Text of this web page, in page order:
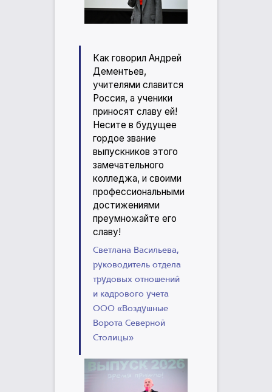
Как говорил Андрей
Дементьев,
учителями славится
Россия, а ученики
приносят славу ей!
Несите в будущее
гордое звание
выпускников этого
замечательного
колледжа, и своими
профессиональными
достижениями
преумножайте его
славу!
Светлана Васильева,
руководитель отдела
трудовых отношений
и кадрового учета
ООО «Воздушные
Ворота Северной
Столицы»